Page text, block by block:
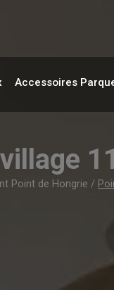
Accessoires
Point de Hongrie /